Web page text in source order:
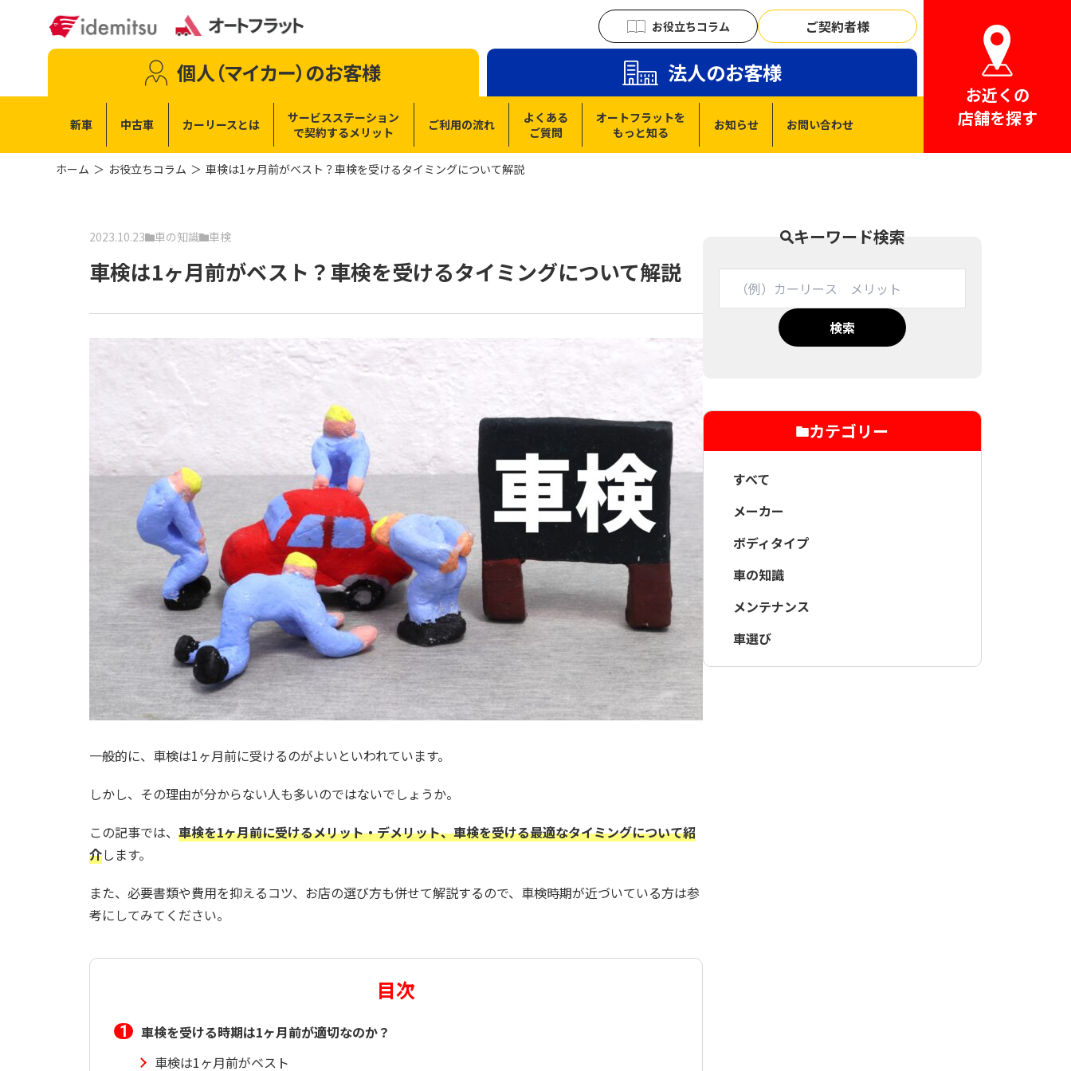
お役立ちコラム ご契約者様
個人（マイカー） のお客様 法人のお客様
新車 中古車 カーリースとは
サービスステーション
で契約するメリット ご利用の流れ
よくある
ご質問
オートフラットを
もっと知る
お知らせ お問い合わせ
お近くの
店舗を探す
ホーム お役立ちコラム 車検は1ヶ月前がベスト？車検を受けるタイミングについて解説
2023.10.23 車の知識 車検
車検は1ヶ月前がベスト？車検を受けるタイミングについて解説
一般的に、車検は1ヶ月前に受けるのがよいといわれています。
しかし、その理由が分からない人も多いのではないでしょうか。
この記事では、 車検を1ヶ月前に受けるメリット・デメリット、車検を受ける最適なタイミングについて紹
介します。
また、必要書類や費用を抑えるコツ、お店の選び方も併せて解説するので、車検時期が近づいている方は参
考にしてみてください。
目次
車検を受ける時期は1ヶ月前が適切なのか？
車検は1ヶ月前がベスト
キーワード検索
検索
カテゴリー
すべて
メーカー
ボディタイプ
車の知識
メンテナンス
車選び